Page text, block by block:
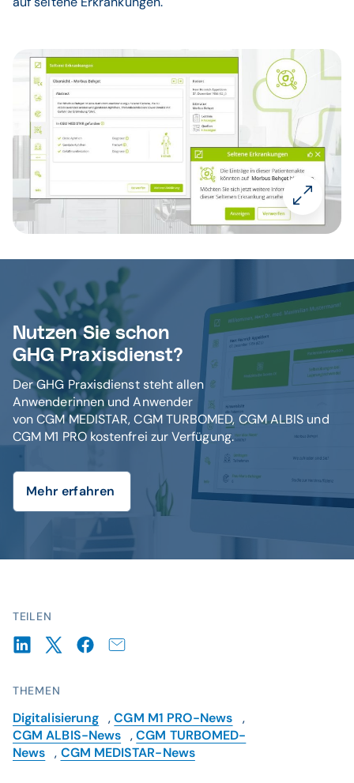
TEILEN
THEMEN
Digitalisierung ,CGM M1 PRO-News
,
CGM ALBIS-News ,CGM TURBOMED-
News , CGM MEDISTAR-News
Nutzen Sie schon
GHG Praxisdienst?
Der GHG Praxisdienst steht allen
Anwenderinnen und Anwender
von CGM MEDISTAR, CGM TURBOMED, CGM ALBIS und
CGM M1 PRO kostenfrei zur Verfügung.
Mehr erfahren